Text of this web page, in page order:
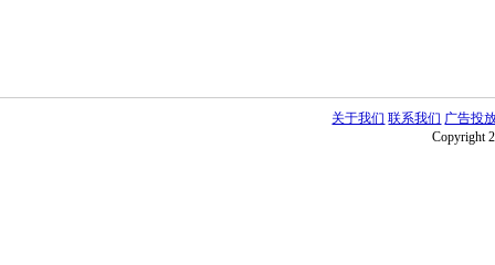
关于我们 联系我们 广告投
Copyright